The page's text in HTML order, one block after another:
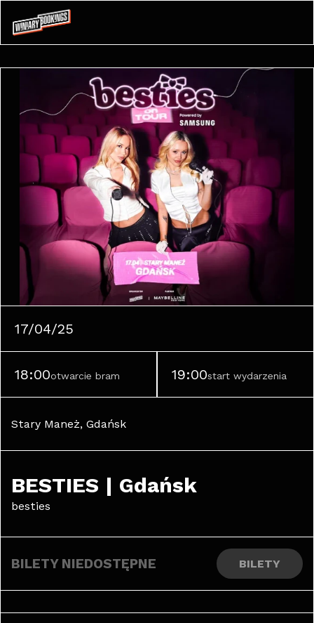
17/04/25
18:00otwarcie bram 19:00start wydarzenia
Stary Maneż, Gdańsk
BESTIES | Gdańsk
besties
BILETY NIEDOSTĘPNE BILETY